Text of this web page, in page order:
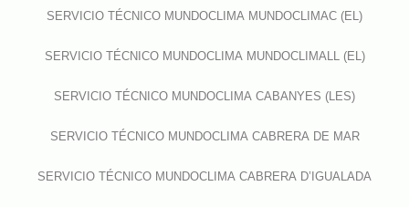
SERVICIO TÉCNICO MUNDOCLIMA MUNDOCLIMAC (EL)
SERVICIO TÉCNICO MUNDOCLIMA MUNDOCLIMALL (EL)
SERVICIO TÉCNICO MUNDOCLIMA CABANYES (LES)
SERVICIO TÉCNICO MUNDOCLIMA CABRERA DE MAR
SERVICIO TÉCNICO MUNDOCLIMA CABRERA D’IGUALADA